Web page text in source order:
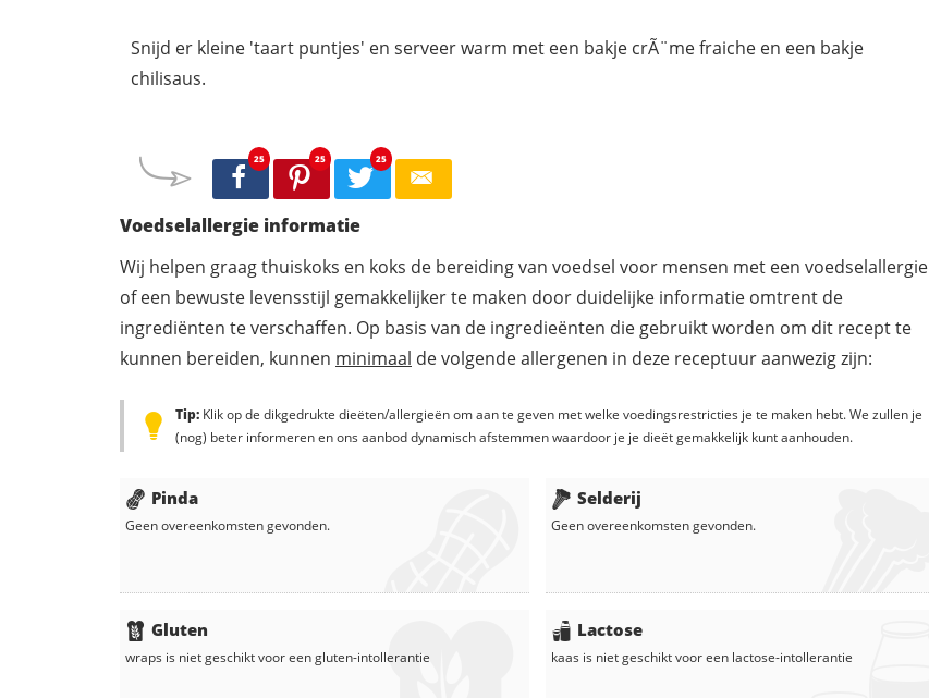
Snijd er kleine 'taart puntjes' en serveer warm met een bakje crÃ¨me fraiche en een bakje
chilisaus.
25 25 25
Voedselallergie informatie
Wij helpen graag thuiskoks en koks de bereiding van voedsel voor mensen met een voedselallergie
of een bewuste levensstijl gemakkelijker te maken door duidelijke informatie omtrent de
ingrediënten te verschaffen. Op basis van de ingredieënten die gebruikt worden om dit recept te
kunnen bereiden, kunnen minimaal de volgende allergenen in deze receptuur aanwezig zijn:
Tip: Klik op de dikgedrukte dieëten/allergieën om aan te geven met welke voedingsrestricties je te maken hebt. We zullen je
(nog) beter informeren en ons aanbod dynamisch afstemmen waardoor je je dieët gemakkelijk kunt aanhouden.
Pinda
Geen overeenkomsten gevonden.
Gluten
wraps is niet geschikt voor een gluten-intollerantie
Selderij
Geen overeenkomsten gevonden.
Lactose
kaas is niet geschikt voor een lactose-intollerantie